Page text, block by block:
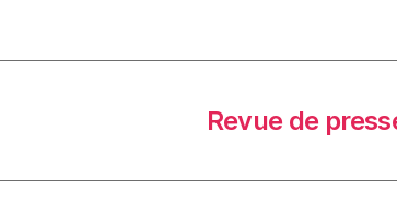
Revue de